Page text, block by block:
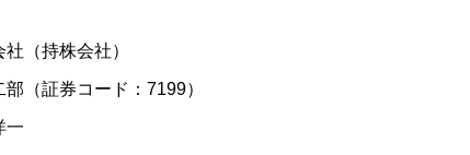
持株会社）
（証券コード：7199）